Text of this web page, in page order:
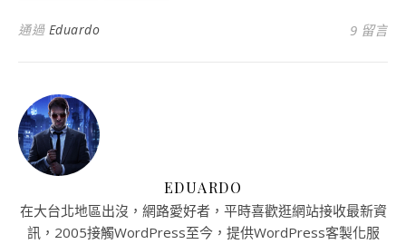
通過 Eduardo 9 留言
EDUARDO
在大台北地區出沒，網路愛好者，平時喜歡逛網站接收最新資
訊，2005接觸WordPress至今，提供WordPress客製化服